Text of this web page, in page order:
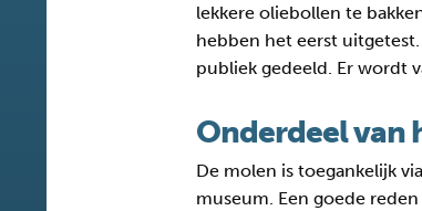
lekkere oliebollen te
hebben het eerst
publiek gedeeld. Er wordt
Onderdeel van
De molen is toegankelijk
museum. Een goede